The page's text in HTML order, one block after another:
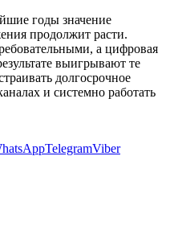
годы значение
продолжит расти.
а цифровая
выигрывают те
долгосрочное
и системно работать
TelegramViber